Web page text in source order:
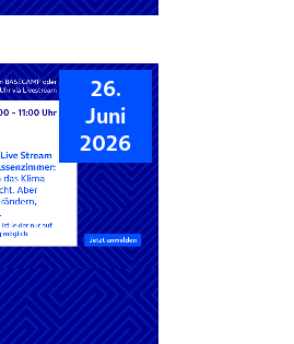
26.
Juni
2026